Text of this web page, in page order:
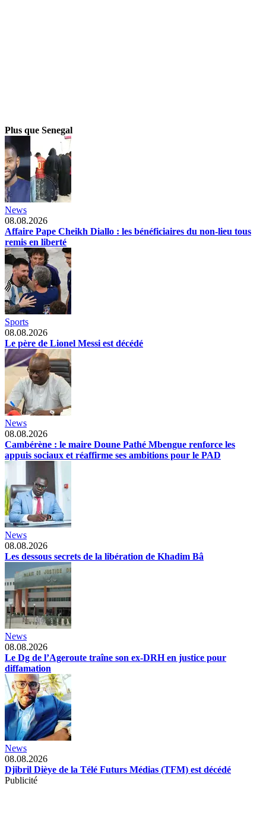
Plus que Senegal
News
08.08.2026
Affaire Pape Cheikh Diallo : les bénéficiaires du non-lieu tous
remis en liberté
Sports
08.08.2026
Le père de Lionel Messi est décédé
News
08.08.2026
Cambérène : le maire Doune Pathé Mbengue renforce les
appuis sociaux et réaffirme ses ambitions pour le PAD
News
08.08.2026
Les dessous secrets de la libération de Khadim Bâ
News
08.08.2026
Le Dg de l’Ageroute traîne son ex-DRH en justice pour
diffamation
News
08.08.2026
Djibril Dièye de la Télé Futurs Médias (TFM) est décédé
Publicité